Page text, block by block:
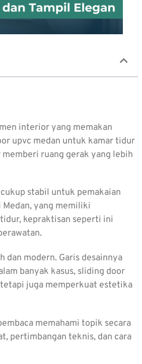
interior yang memakan
upvc medan untuk kamar tidur
ruang gerak yang lebih
stabil untuk pemakaian
yang memiliki
kepraktisan seperti ini
modern. Garis desainnya
banyak kasus, sliding door
juga memperkuat estetika
memahami topik secara
pertimbangan teknis, dan cara